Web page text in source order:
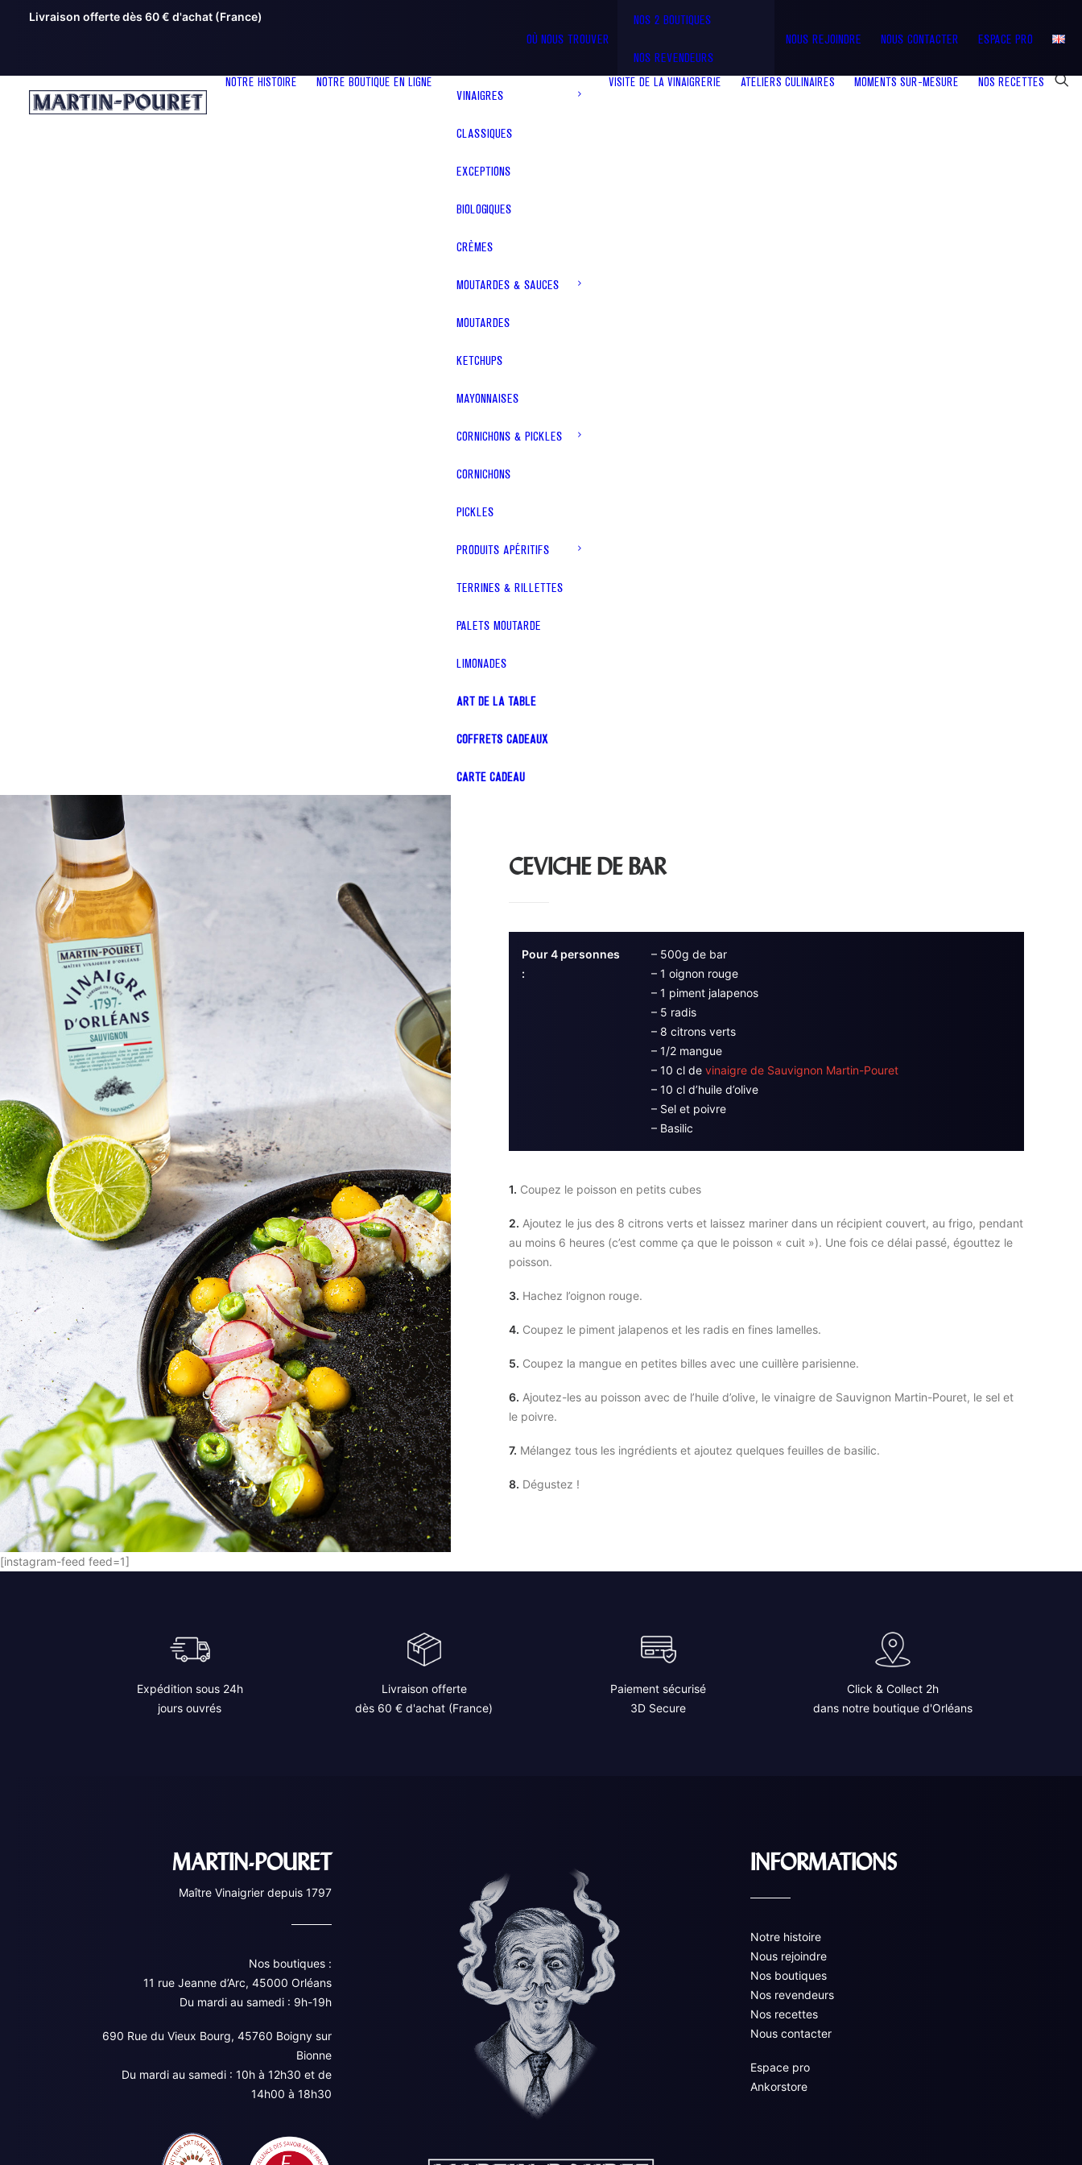
Livraison offerte dès 60 € d'achat (France)
OÙ NOUS TROUVER
NOS 2 BOUTIQUES
NOS REVENDEURS
NOUS REJOINDRE NOUS CONTACTER ESPACE PRO
NOTRE HISTOIRE NOTRE BOUTIQUE EN LIGNE
VINAIGRES
CLASSIQUES
EXCEPTIONS
BIOLOGIQUES
CRÈMES
MOUTARDES & SAUCES
MOUTARDES
KETCHUPS
MAYONNAISES
CORNICHONS & PICKLES
CORNICHONS
PICKLES
PRODUITS APÉRITIFS
TERRINES & RILLETTES
PALETS MOUTARDE
LIMONADES
ART DE LA TABLE
COFFRETS CADEAUX
CARTE CADEAU
VISITE DE LA VINAIGRERIE ATELIERS CULINAIRES MOMENTS SUR-MESURE NOS RECETTES
CEVICHE DE BAR
Pour 4 personnes
:
– 500g de bar
– 1 oignon rouge
– 1 piment jalapenos
– 5 radis
– 8 citrons verts
– 1/2 mangue
– 10 cl de vinaigre de Sauvignon Martin-Pouret
– 10 cl d’huile d’olive
– Sel et poivre
– Basilic
1. Coupez le poisson en petits cubes
2. Ajoutez le jus des 8 citrons verts et laissez mariner dans un récipient couvert, au frigo, pendant
au moins 6 heures (c’est comme ça que le poisson « cuit »). Une fois ce délai passé, égouttez le
poisson.
3. Hachez l’oignon rouge.
4. Coupez le piment jalapenos et les radis en fines lamelles.
5. Coupez la mangue en petites billes avec une cuillère parisienne.
6. Ajoutez-les au poisson avec de l’huile d’olive, le vinaigre de Sauvignon Martin-Pouret, le sel et
le poivre.
7. Mélangez tous les ingrédients et ajoutez quelques feuilles de basilic.
8. Dégustez !
[instagram-feed feed=1]
Expédition sous 24h
jours ouvrés
Livraison offerte
dès 60 € d'achat (France)
Paiement sécurisé
3D Secure
Click & Collect 2h
dans notre boutique d'Orléans
MARTIN-POURET
Maître Vinaigrier depuis 1797
Nos boutiques :
11 rue Jeanne d’Arc, 45000 Orléans
Du mardi au samedi : 9h-19h
690 Rue du Vieux Bourg, 45760 Boigny sur
Bionne
Du mardi au samedi : 10h à 12h30 et de
14h00 à 18h30
INFORMATIONS
Notre histoire
Nous rejoindre
Nos boutiques
Nos revendeurs
Nos recettes
Nous contacter
Espace pro
Ankorstore